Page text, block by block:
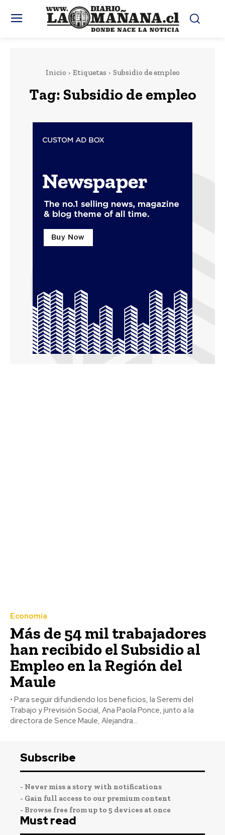
Inicio Etiquetas Subsidio de empleo
Tag: Subsidio de empleo
Economía
Más de 54 mil trabajadores
han recibido el Subsidio al
Empleo en la Región del
Maule
• Para seguir difundiendo los beneficios, la Seremi del
Trabajo y Previsión Social, Ana Paola Ponce, junto a la
directora de Sence Maule, Alejandra...
Subscribe
- Never miss a story with notifications
- Gain full access to our premium content
- Browse free from up to 5 devices at once
Must read